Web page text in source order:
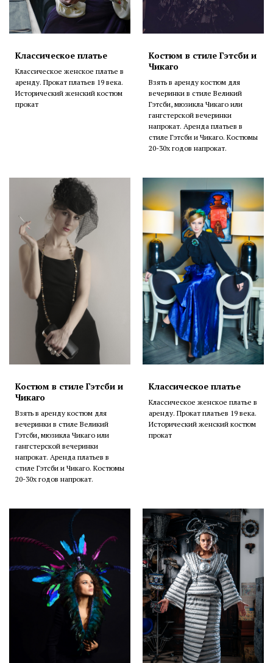
Классическое платье
Классическое женское платье в
аренду. Прокат платьев 19 века.
Исторический женский костюм
прокат
Костюм в стиле Гэтсби и
Чикаго
Взять в аренду костюм для
вечеринки в стиле Великий
Гэтсби, мюзикла Чикаго или
гангстерской вечеринки
напрокат. Аренда платьев в
стиле Гэтсби и Чикаго. Костюмы
20-30х годов напрокат.
Костюм в стиле Гэтсби и
Чикаго
Взять в аренду костюм для
вечеринки в стиле Великий
Гэтсби, мюзикла Чикаго или
гангстерской вечеринки
напрокат. Аренда платьев в
стиле Гэтсби и Чикаго. Костюмы
20-30х годов напрокат.
Классическое платье
Классическое женское платье в
аренду. Прокат платьев 19 века.
Исторический женский костюм
прокат